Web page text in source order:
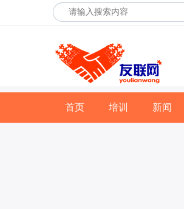
首页 培训 新闻